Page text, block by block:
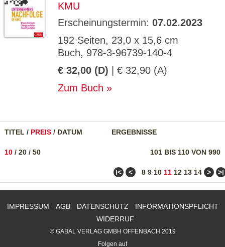
KMU
Erscheinungstermin: 07.02.2023
192 Seiten, 23,0 x 15,6 cm
Buch, 978-3-96739-140-4
€ 32,00 (D) | € 32,90 (A)
Zum Buch
TITEL / PREIS / DATUM ERGEBNISSE
101 BIS 110 VON 990
10 / 20 / 50
ǀ< < 8 9 10 11 12 13 14 > >ǀ
IMPRESSUM AGB DATENSCHUTZ
INFORMATIONSPFLICHT
WIDERRUF
© GABAL VERLAG GMBH OFFENBACH 2019
Folgen auf